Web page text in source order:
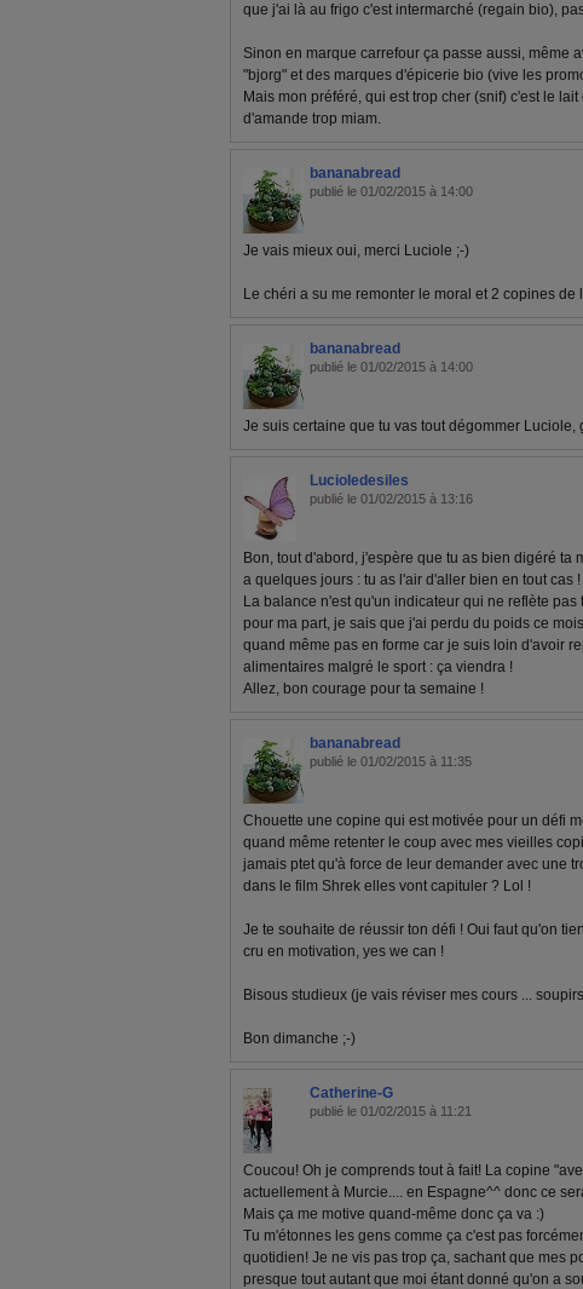
que j'ai là au frigo c'est intermarché (regain bio),
Sinon en marque carrefour ça passe aussi, même
"bjorg" et des marques d'épicerie bio (vive les
Mais mon préféré, qui est trop cher (snif) c'est le
d'amande trop miam.
bananabread
publié le 01/02/2015 à 14:00
Je vais mieux oui, merci Luciole ;-)
Le chéri a su me remonter le moral et 2 copines de
bananabread
publié le 01/02/2015 à 14:00
Je suis certaine que tu vas tout dégommer Luciole,
Lucioledesiles
publié le 01/02/2015 à 13:16
Bon, tout d'abord, j'espère que tu as bien digéré ta
a quelques jours : tu as l'air d'aller bien en tout cas !
La balance n'est qu'un indicateur qui ne reflète pas
pour ma part, je sais que j'ai perdu du poids ce
quand même pas en forme car je suis loin d'avoir
alimentaires malgré le sport : ça viendra !
Allez, bon courage pour ta semaine !
bananabread
publié le 01/02/2015 à 11:35
Chouette une copine qui est motivée pour un défi
quand même retenter le coup avec mes vieilles
jamais ptet qu'à force de leur demander avec une
dans le film Shrek elles vont capituler ? Lol !
Je te souhaite de réussir ton défi ! Oui faut qu'on
cru en motivation, yes we can !
Bisous studieux (je vais réviser mes cours ...
Bon dimanche ;-)
Catherine-G
publié le 01/02/2015 à 11:21
Coucou! Oh je comprends tout à fait! La copine
actuellement à Murcie.... en Espagne^^ donc ce
Mais ça me motive quand-même donc ça va :)
Tu m'étonnes les gens comme ça c'est pas
quotidien! Je ne vis pas trop ça, sachant que mes
presque tout autant que moi étant donné qu'on a